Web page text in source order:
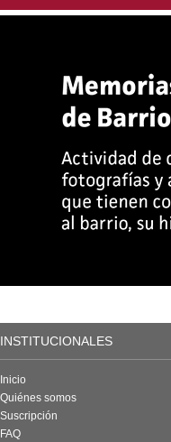
INSTITUCIONALES
Inicio
Quiénes somos
Suscripción
FAQ